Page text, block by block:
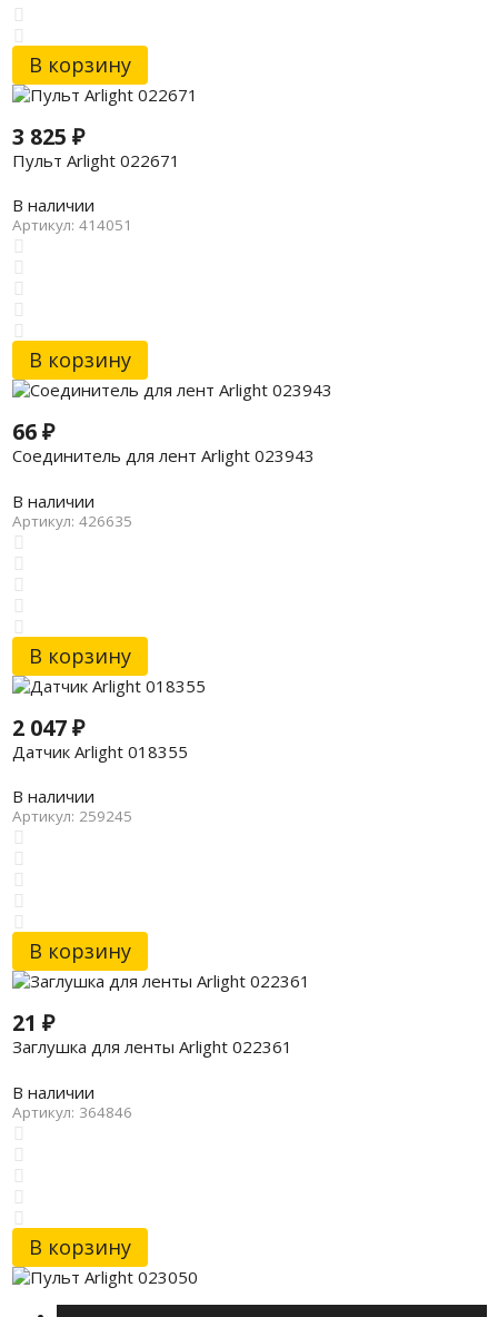
В корзину
3 825 ₽
Пульт Arlight 022671
В наличии
Артикул: 414051
В корзину
66₽
Соединитель для лент Arlight 023943
В наличии
Артикул: 426635
В корзину
2 047₽
Датчик Arlight 018355
В наличии
Артикул: 259245
В корзину
21 ₽
Заглушка для ленты Arlight 022361
В наличии
Артикул: 364846
В корзину